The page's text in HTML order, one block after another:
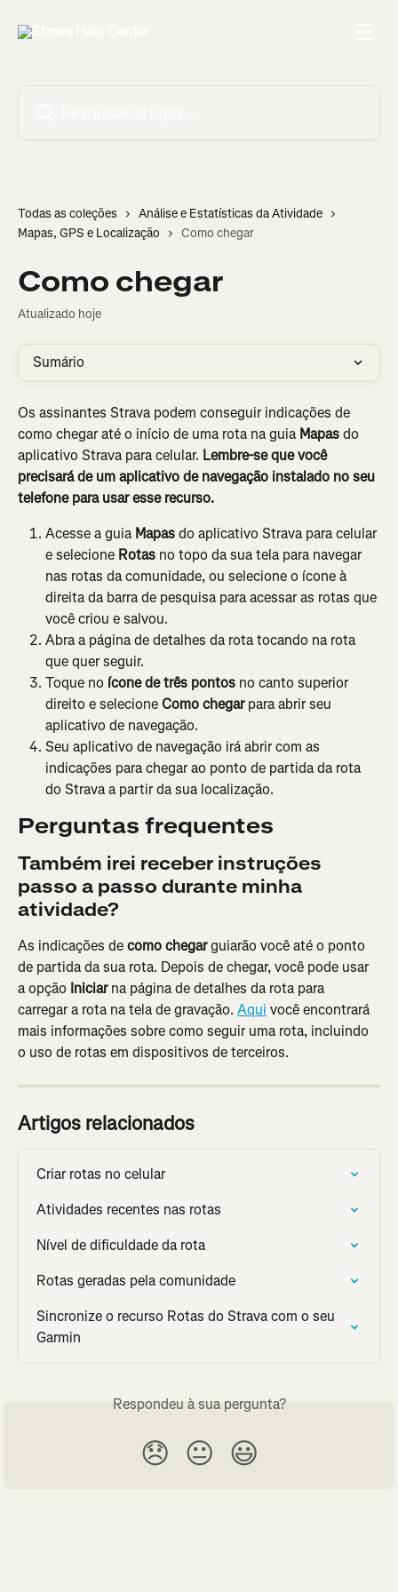
Todas as coleções
Análise e Estatísticas da Atividade
Mapas, GPS e Localização
Como chegar
Como chegar
Atualizado hoje
Sumário
Os assinantes Strava podem conseguir indicações de
como chegar até o início de uma rota na guia Mapas do
aplicativo Strava para celular. Lembre-se que você
precisará de um aplicativo de navegação instalado no seu
telefone para usar esse recurso.
Acesse a guia Mapas do aplicativo Strava para celular
e selecione Rotas no topo da sua tela para navegar
nas rotas da comunidade, ou selecione o ícone à
direita da barra de pesquisa para acessar as rotas que
você criou e salvou.
Abra a página de detalhes da rota tocando na rota
que quer seguir.
Toque no ícone de três pontos no canto superior
direito e selecione Como chegar para abrir seu
aplicativo de navegação.
Seu aplicativo de navegação irá abrir com as
indicações para chegar ao ponto de partida da rota
do Strava a partir da sua localização.
Perguntas frequentes
Também irei receber instruções
passo a passo durante minha
atividade?
As indicações de como chegar guiarão você até o ponto
de partida da sua rota. Depois de chegar, você pode usar
a opção Iniciar na página de detalhes da rota para
carregar a rota na tela de gravação. Aqui você encontrará
mais informações sobre como seguir uma rota, incluindo
o uso de rotas em dispositivos de terceiros.
Artigos relacionados
Criar rotas no celular
Atividades recentes nas rotas
Nível de dificuldade da rota
Rotas geradas pela comunidade
Sincronize o recurso Rotas do Strava com o seu
Garmin
Respondeu à sua pergunta?
😞 😐 😃